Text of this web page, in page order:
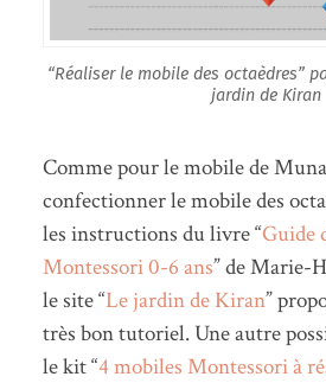
“Réaliser le mobile des octaèdres”
jardin de Kiran
Comme pour le mobile de
confectionner le mobile des
les instructions du livre “Guide
Montessori 0-6 ans” de Marie-
le site “Le jardin de Kiran”
très bon tutoriel. Une autre
le kit “4 mobiles Montessori à